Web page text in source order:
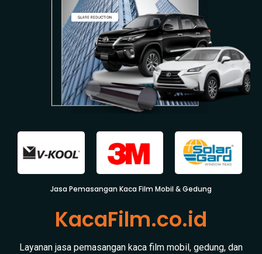
Jasa Pemasangan Kaca Film Mobil & Gedung
KacaFilm.co.id
Layanan jasa pemasangan kaca film mobil, gedung, dan